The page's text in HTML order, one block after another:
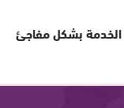
بشكل مفاجئ